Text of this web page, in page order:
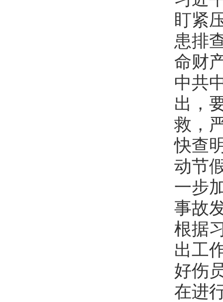
盯紧
患排
命财
中共
出，
救，
快查
动节
一步
事故
根据
出工
好伤
在进